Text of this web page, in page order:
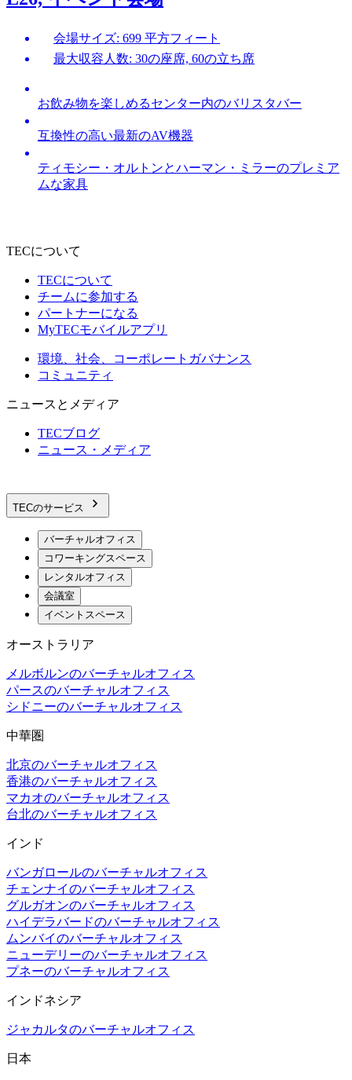
会場サイズ: 699 平方フィート
最大収容人数: 30の座席, 60の立ち席
お飲み物を楽しめるセンター内のバリスタバー
互換性の高い最新のAV機器
ティモシー・オルトンとハーマン・ミラーのプレミア
ムな家具
TECについて
TECについて
チームに参加する
パートナーになる
MyTECモバイルアプリ
環境、社会、コーポレートガバナンス
コミュニティ
ニュースとメディア
TECブログ
ニュース・メディア
TECのサービス
バーチャルオフィス
コワーキングスペース
レンタルオフィス
会議室
イベントスペース
オーストラリア
メルボルンのバーチャルオフィス
パースのバーチャルオフィス
シドニーのバーチャルオフィス
中華圏
北京のバーチャルオフィス
香港のバーチャルオフィス
マカオのバーチャルオフィス
台北のバーチャルオフィス
インド
バンガロールのバーチャルオフィス
チェンナイのバーチャルオフィス
グルガオンのバーチャルオフィス
ハイデラバードのバーチャルオフィス
ムンバイのバーチャルオフィス
ニューデリーのバーチャルオフィス
プネーのバーチャルオフィス
インドネシア
ジャカルタのバーチャルオフィス
日本